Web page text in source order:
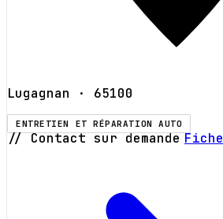
Lugagnan · 65100
ENTRETIEN ET RÉPARATION AUTO
// Contact sur demande Fiche